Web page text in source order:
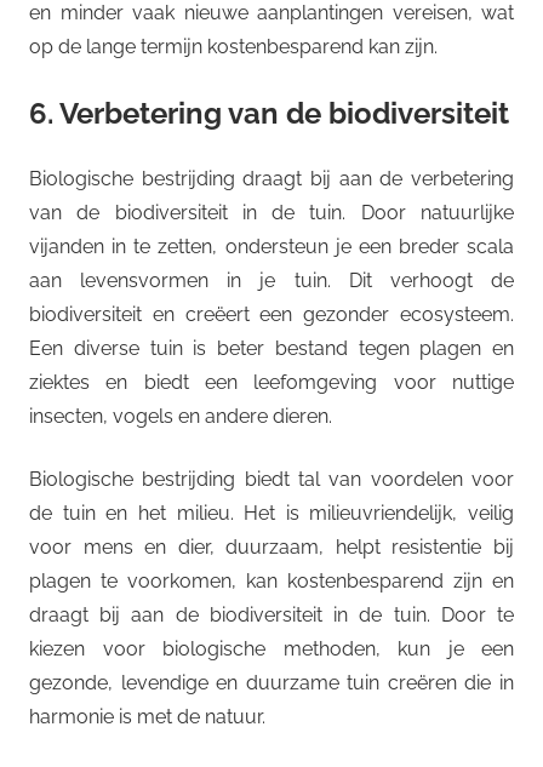
en minder vaak nieuwe aanplantingen vereisen, wat
op de lange termijn kostenbesparend kan zijn.
6. Verbetering van de biodiversiteit
Biologische bestrijding draagt bij aan de verbetering
van de biodiversiteit in de tuin. Door natuurlijke
vijanden in te zetten, ondersteun je een breder scala
aan levensvormen in je tuin. Dit verhoogt de
biodiversiteit en creëert een gezonder ecosysteem.
Een diverse tuin is beter bestand tegen plagen en
ziektes en biedt een leefomgeving voor nuttige
insecten, vogels en andere dieren.
Biologische bestrijding biedt tal van voordelen voor
de tuin en het milieu. Het is milieuvriendelijk, veilig
voor mens en dier, duurzaam, helpt resistentie bij
plagen te voorkomen, kan kostenbesparend zijn en
draagt bij aan de biodiversiteit in de tuin. Door te
kiezen voor biologische methoden, kun je een
gezonde, levendige en duurzame tuin creëren die in
harmonie is met de natuur.